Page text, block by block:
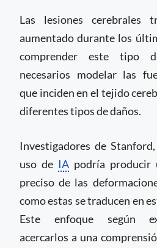
Las lesiones cerebrales
aumentado durante los
comprender este tipo
necesarios modelar las
que inciden en el tejido
diferentes tipos de daños.
Investigadores de
uso de IA podría producir
preciso de las
como estas se traducen en
Este enfoque según
acercarlos a una